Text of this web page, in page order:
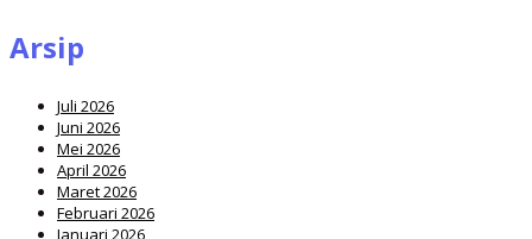
Arsip
Juli 2026
Juni 2026
Mei 2026
April 2026
Maret 2026
Februari 2026
Januari 2026